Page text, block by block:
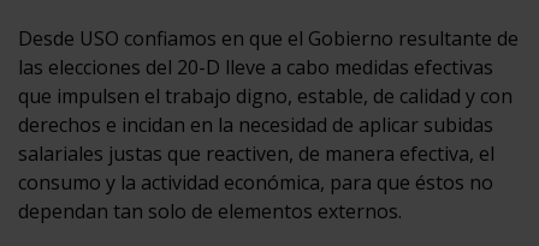
Desde USO confiamos en que el Gobierno resultante de
las elecciones del 20-D lleve a cabo medidas efectivas
que impulsen el trabajo digno, estable, de calidad y con
derechos e incidan en la necesidad de aplicar subidas
salariales justas que reactiven, de manera efectiva, el
consumo y la actividad económica, para que éstos no
dependan tan solo de elementos externos.